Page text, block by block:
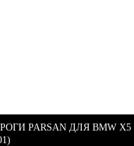
PARSAN ДЛЯ BMW X5